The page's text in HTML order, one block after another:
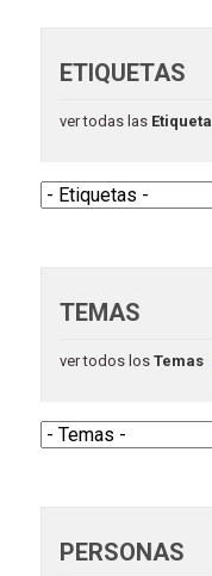
ETIQUETAS
ver todas las
TEMAS
ver todos losTemas
PERSONAS